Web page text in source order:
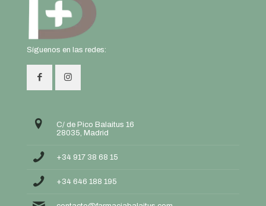
Síguenos en las redes:
C/ de Pico Balaitus 16
28035, Madrid
+34 917 38 68 15
+34 646 188 195